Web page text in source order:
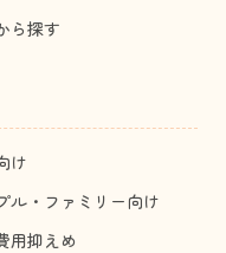
ら探す
け
ル・ファミリー向け
用抑えめ